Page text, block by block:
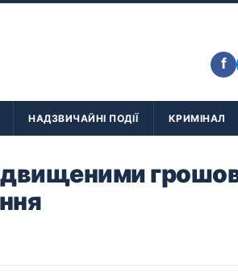
f
НАДЗВИЧАЙНІ ПОДІЇ КРИМІНАЛ